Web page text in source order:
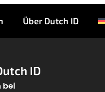
Über Dutch ID
ID
bei